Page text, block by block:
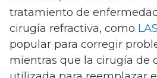
tratamiento de
cirugía refractiva, como
popular para corregir
mientras que la cirugía de